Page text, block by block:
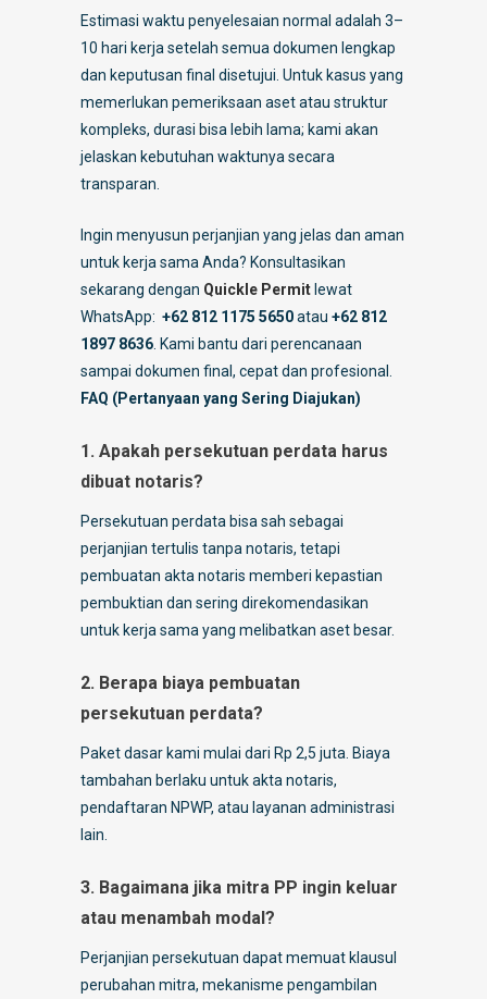
Estimasi waktu penyelesaian normal adalah 3–
10 hari kerja setelah semua dokumen lengkap
dan keputusan final disetujui. Untuk kasus yang
memerlukan pemeriksaan aset atau struktur
kompleks, durasi bisa lebih lama; kami akan
jelaskan kebutuhan waktunya secara
transparan.
Ingin menyusun perjanjian yang jelas dan aman
untuk kerja sama Anda? Konsultasikan
sekarang dengan Quickle Permit lewat
WhatsApp: +62 812 1175 5650atau +62 812
1897 8636. Kami bantu dari perencanaan
sampai dokumen final, cepat dan profesional.
FAQ (Pertanyaan yang Sering Diajukan)
1. Apakah persekutuan perdata harus
dibuat notaris?
Persekutuan perdata bisa sah sebagai
perjanjian tertulis tanpa notaris, tetapi
pembuatan akta notaris memberi kepastian
pembuktian dan sering direkomendasikan
untuk kerja sama yang melibatkan aset besar.
2. Berapa biaya pembuatan
persekutuan perdata?
Paket dasar kami mulai dari Rp 2,5 juta. Biaya
tambahan berlaku untuk akta notaris,
pendaftaran NPWP, atau layanan administrasi
lain.
3. Bagaimana jika mitra PP ingin keluar
atau menambah modal?
Perjanjian persekutuan dapat memuat klausul
perubahan mitra, mekanisme pengambilan